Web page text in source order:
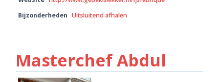
Bijzonderheden Uitsluitend afhalen
Masterchef Abdul